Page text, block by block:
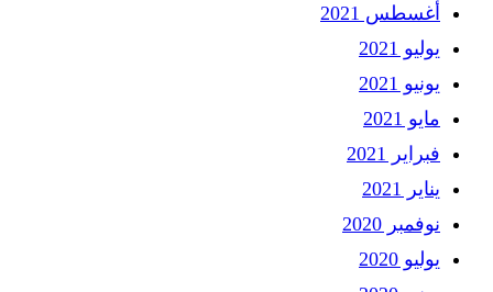
أغسطس 2021
يوليو 2021
يونيو 2021
مايو 2021
فبراير 2021
يناير 2021
نوفمبر 2020
يوليو 2020